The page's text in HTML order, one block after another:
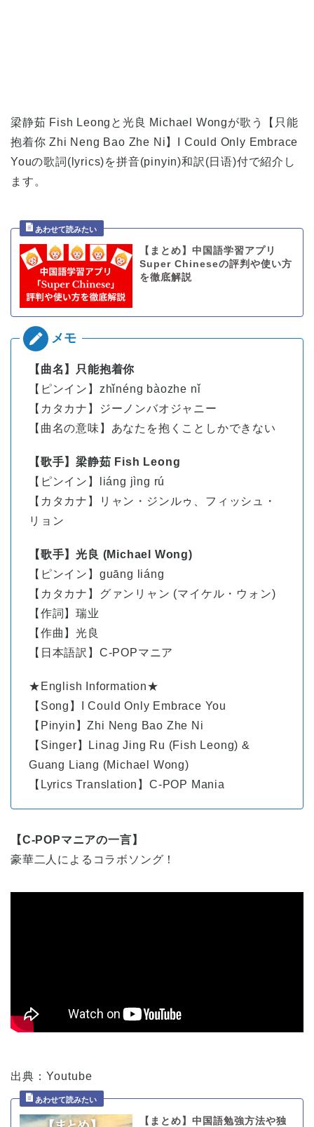
梁静茹 Fish Leongと光良 Michael Wongが歌う【只能
抱着你 Zhi Neng Bao Zhe Ni】I Could Only Embrace
Youの歌詞(lyrics)を拼音(pinyin)和訳(日语)付で紹介し
ます。
【まとめ】中国語学習アプリ
Super Chineseの評判や使い方
を徹底解説
【曲名】只能抱着你
【ピンイン】zhǐnéng bàozhe nǐ
【カタカナ】ジーノンバオジャニー
【曲名の意味】あなたを抱くことしかできない
【歌手】梁静茹 Fish Leong
【ピンイン】
liáng jìng rú
【カタカナ】
リャン・ジンルゥ、フィッシュ・
リョン
【歌手】光良 (Michael Wong)
【ピンイン】guāng liáng
【カタカナ】グァンリャン (マイケル・ウォン)
【作詞】瑞业
【作曲】光良
【日本語訳】C-POPマニア
★English Information★
【Song】I Could Only Embrace You
【Pinyin】Zhi Neng Bao Zhe Ni
【Singer】Linag Jing Ru (Fish Leong) &
Guang Liang (Michael Wong)
【Lyrics Translation】C-POP Mania
【C-POPマニアの一言】
豪華二人によるコラボソング！
出典：Youtube
【まとめ】中国語勉強方法や独